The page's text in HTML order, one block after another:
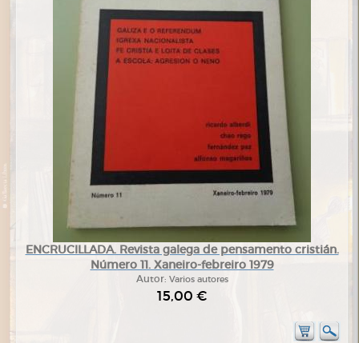
ENCRUCILLADA. Revista galega de pensamento cristián.
Número 11. Xaneiro-febreiro 1979
Autor: Varios autores
15,00 €